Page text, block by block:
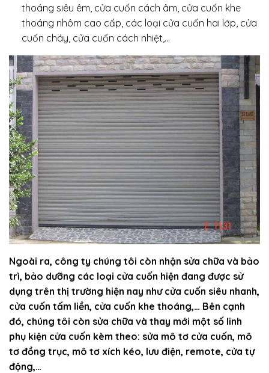
thoáng siêu êm, cửa cuốn cách âm, cửa cuốn khe
thoáng nhôm cao cấp, các loại cửa cuốn hai lớp, cửa
cuốn cháy, cửa cuốn cách nhiệt,…
Ngoài ra, công ty chúng tôi còn nhận sửa chữa và bảo
trì, bảo dưỡng các loại cửa cuốn hiện đang được sử
dụng trên thị trường hiện nay như cửa cuốn siêu nhanh,
cửa cuốn tấm liền, cửa cuốn khe thoáng,… Bên cạnh
đó, chúng tôi còn sửa chữa và thay mới một số linh
phụ kiện cửa cuốn kèm theo: sửa mô tơ cửa cuốn, mô
tơ đồng trục, mô tơ xích kéo, lưu điện, remote, cửa tự
động,…